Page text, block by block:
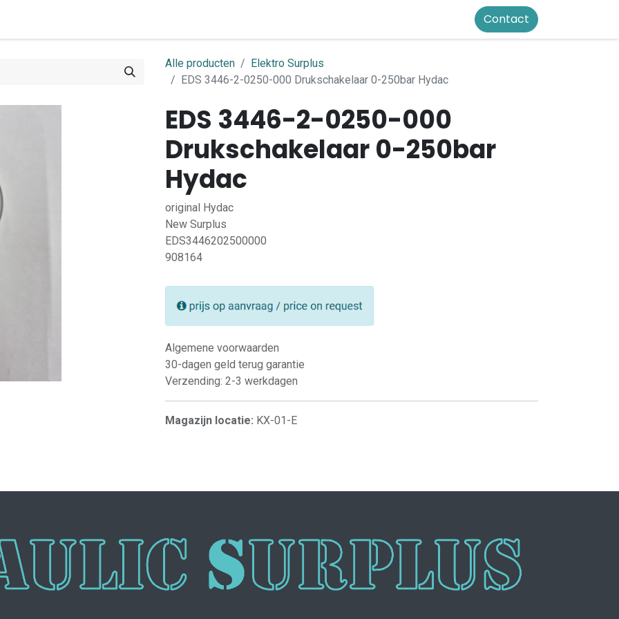
Contact
Alle producten
Elektro Surplus
EDS 3446-2-0250-000 Drukschakelaar 0-250bar Hydac
EDS 3446-2-0250-000
Drukschakelaar 0-250bar
Hydac
original Hydac
New Surplus
EDS3446202500000
908164
Algemene voorwaarden
30-dagen geld terug garantie
Verzending: 2-3 werkdagen
Magazijn locatie: KX-01-E